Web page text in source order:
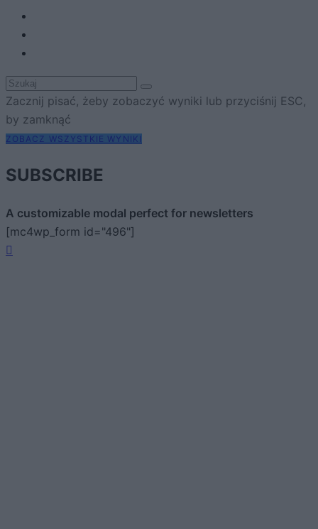
Zacznij pisać, żeby zobaczyć wyniki lub przyciśnij ESC,
by zamknąć
ZOBACZ WSZYSTKIE WYNIKI
SUBSCRIBE
A customizable modal perfect for newsletters
[mc4wp_form id="496"]